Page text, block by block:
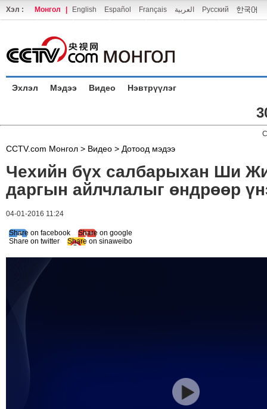
Хэл : Монгол English Español Français العربية Русский
Эхлэл Мэдээ Видео Нэвтрүүлэг
CCTV.com Монгол > Видео > Дотоод мэдээ
Чехийн бүх салбарыхан Ши
даргын айлчлалыг өндрөөр
04-01-2016 11:24
Share on facebook
Share on google
Share on twitter
Share on sinaweibo